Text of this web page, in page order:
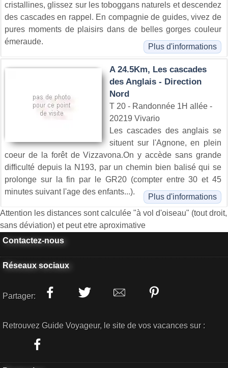
cristallines, glissez sur les toboggans naturels et descendez
des cascades en rappel. En compagnie de guides, vivez de
pures moments de plaisirs dans de belles gorges couleur
émeraude.
Plus d'informations
A 24.5Km, Les cascades
des Anglais - Direction
Nord
T 20 - Randonnée 1H allée -
20219 Vivario
Les cascades des anglais se
situent sur l'Agnone, en plein
coeur de la forêt de Vizzavona.On y accède sans grande
difficulté depuis la N193, par un chemin bien balisé qui se
prolonge sur la fin par le GR20 (compter entre 30 et 45
minutes suivant l'age des enfants...).
Plus d'informations
Attention les distances sont calculée "à vol d'oiseau" (tout droit,
sans déviation) et peut etre aproximative
Contactez-nous
Réseaux sociaux
Partager:
Retrouvez Guide Voyageur, le site de vos vacances sur :